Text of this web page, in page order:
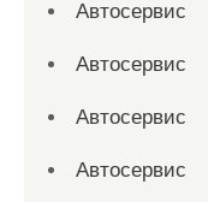
Автосервис
Автосервис
Автосервис
Автосервис